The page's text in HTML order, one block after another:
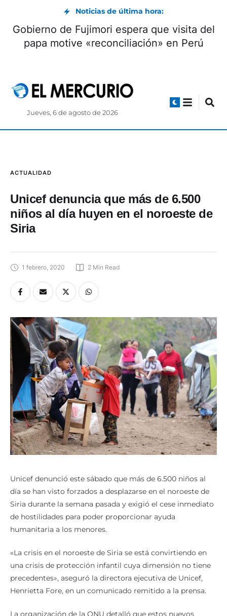
Noticias de última hora:
Gobierno de Fujimori espera que visita del
papa motive «reconciliación» en Perú
Jueves, 6 de agosto de 2026
ACTUALIDAD
Unicef denuncia que más de 6.500
niños al día huyen en el noroeste de
Siria
1 febrero, 2020 2 Min Read
Unicef denunció este sábado que más de 6.500 niños al
día se han visto forzados a desplazarse en el noroeste de
Siria durante la semana pasada y exigió el cese inmediato
de hostilidades para poder proporcionar ayuda
humanitaria a los menores.
«La crisis en el noroeste de Siria se está convirtiendo en
una crisis de protección infantil cuya dimensión no tiene
precedentes», aseguró la directora ejecutiva de Unicef,
Henrietta Fore, en un comunicado remitido a la prensa.
La organización de la ONU detalló que estos nuevos